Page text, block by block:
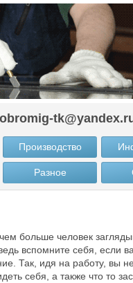
Производство
Разное
больше человек
вспомните себя, если
Так, идя на работу, вы
себя, а также что то